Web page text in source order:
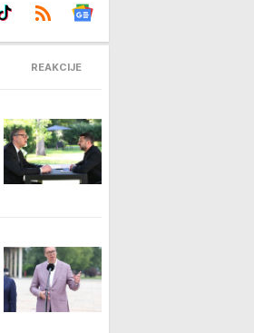
REAKCIJE